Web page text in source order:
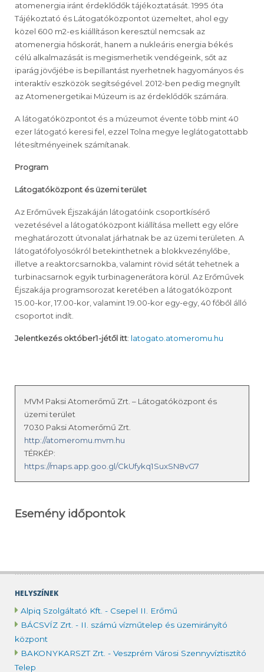
HELYSZÍNEK
Alpiq Szolgáltató Kft. - Csepel II. Erőmű
BÁCSVÍZ Zrt. - II. számú vízműtelep és üzemirányító
központ
BAKONYKARSZT Zrt. - Veszprém Városi Szennyvíztisztító
Telep
atomenergia iránt érdeklődők tájékoztatását. 1995 óta
Tájékoztató és Látogatóközpontot üzemeltet, ahol egy
közel 600 m2-es kiállításon keresztül nemcsak az
atomenergia hőskorát, hanem a nukleáris energia békés
célú alkalmazását is megismerhetik vendégeink, sőt az
iparág jövőjébe is bepillantást nyerhetnek hagyományos és
interaktív eszközök segítségével. 2012-ben pedig megnyílt
az Atomenergetikai Múzeum is az érdeklődők számára.
A látogatóközpontot és a múzeumot évente több mint 40
ezer látogató keresi fel, ezzel Tolna megye leglátogatottabb
létesítményeinek számítanak.
Program
Látogatóközpont és üzemi terület
Az Erőművek Éjszakáján látogatóink csoportkísérő
vezetésével a látogatóközpont kiállítása mellett egy előre
meghatározott útvonalat járhatnak be az üzemi területen. A
látogatófolyosókról betekinthetnek a blokkvezénylőbe,
illetve a reaktorcsarnokba, valamint rövid sétát tehetnek a
turbinacsarnok egyik turbinagenerátora körül. Az Erőművek
Éjszakája programsorozat keretében a látogatóközpont
15.00-kor, 17.00-kor, valamint 19.00-kor egy-egy, 40 főből álló
csoportot indít.
Jelentkezés október1-jétől itt: latogato.atomeromu.hu
MVM Paksi Atomerőmű Zrt. – Látogatóközpont és
üzemi terület
7030 Paksi Atomerőmű Zrt.
http://atomeromu.mvm.hu
TÉRKÉP:
https://maps.app.goo.gl/CkUfykq1SuxSN8vG7
Esemény időpontok